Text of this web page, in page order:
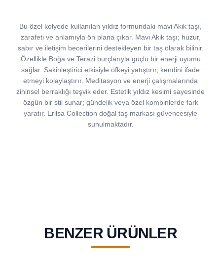
Bu özel kolyede kullanılan yıldız formundaki mavi Akik taşı,
zarafeti ve anlamıyla ön plana çıkar. Mavi Akik taşı; huzur,
sabır ve iletişim becerilerini destekleyen bir taş olarak bilinir.
Özellikle Boğa ve Terazi burçlarıyla güçlü bir enerji uyumu
sağlar. Sakinleştirici etkisiyle öfkeyi yatıştırır, kendini ifade
etmeyi kolaylaştırır. Meditasyon ve enerji çalışmalarında
zihinsel berraklığı teşvik eder. Estetik yıldız kesimi sayesinde
özgün bir stil sunar; gündelik veya özel kombinlerde fark
yaratır. Erilsa Collection doğal taş markası güvencesiyle
sunulmaktadır.
BENZER ÜRÜNLER